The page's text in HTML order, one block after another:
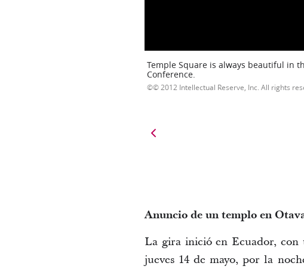
Temple Square is always beautiful in
Conference.
© 2012 Intellectual Reserve, Inc. All rights
Anuncio de un templo en
La gira inició en Ecuador,
jueves 14 de mayo, por la